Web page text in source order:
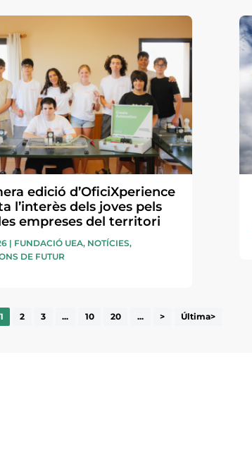
edició d’OficiXperience
l’interès dels joves pels
empreses del territori
| FUNDACIÓ UEA, NOTÍCIES,
DE FUTUR
1 2 3 ... 10 20 ... > Última>